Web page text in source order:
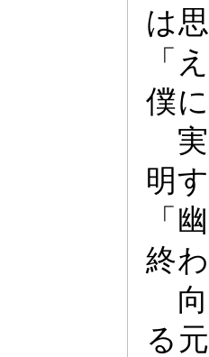
は
「え
僕
実
明
「
終
向
る